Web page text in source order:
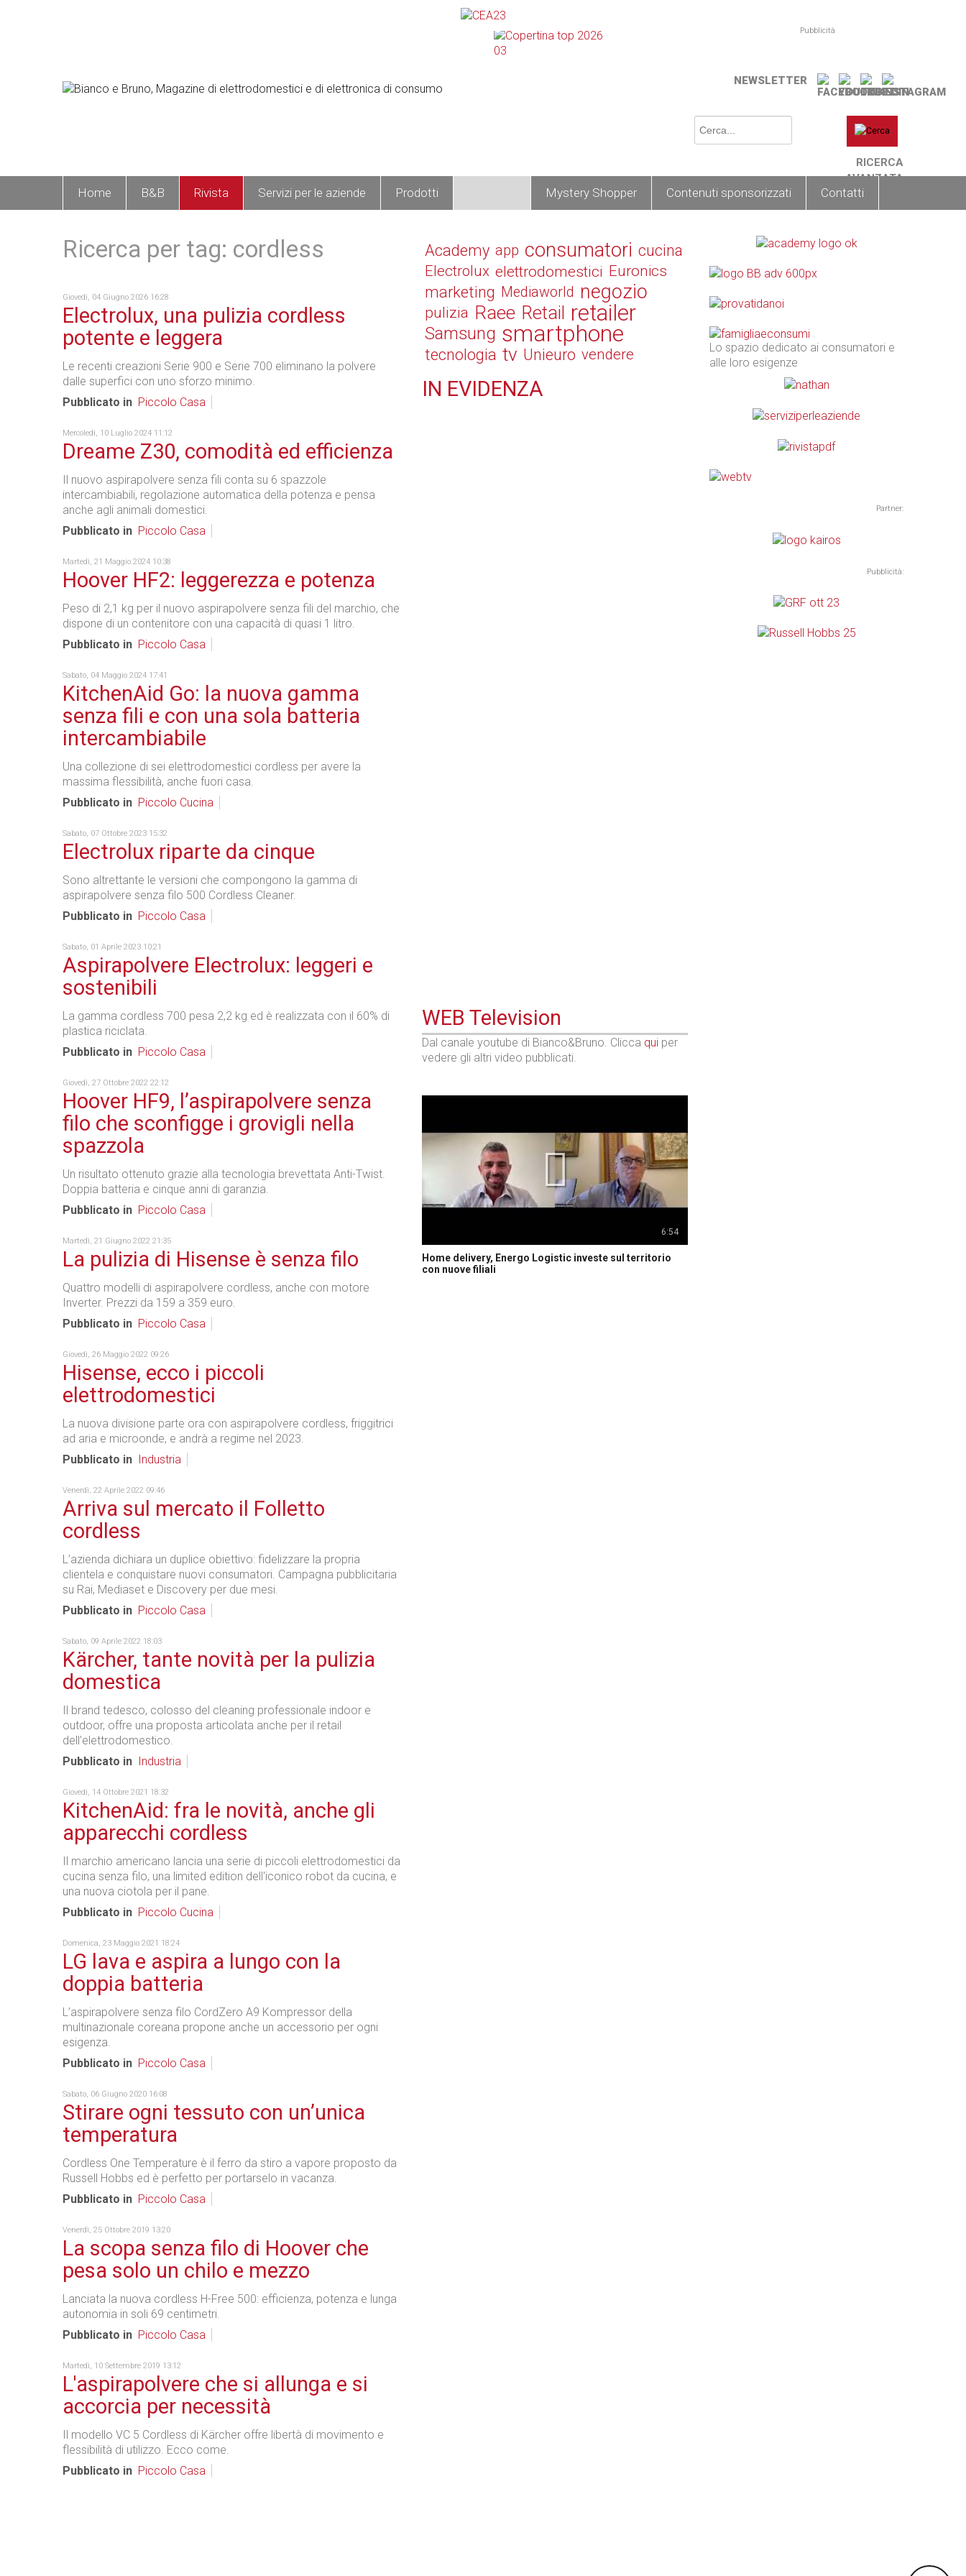
Pubblicità
NEWSLETTER
RICERCA
AVANZATA
Home B&B Rivista Servizi per le aziende Prodotti Mystery Shopper Contenuti sponsorizzati Contatti
Ricerca per tag: cordless
Giovedì, 04 Giugno 2026 16:28
Electrolux, una pulizia cordless
potente e leggera
Le recenti creazioni Serie 900 e Serie 700 eliminano la polvere
dalle superfici con uno sforzo minimo.
Pubblicato in Piccolo Casa
Mercoledì, 10 Luglio 2024 11:12
Dreame Z30, comodità ed efficienza
Il nuovo aspirapolvere senza fili conta su 6 spazzole
intercambiabili, regolazione automatica della potenza e pensa
anche agli animali domestici.
Pubblicato in Piccolo Casa
Martedì, 21 Maggio 2024 10:38
Hoover HF2: leggerezza e potenza
Peso di 2,1 kg per il nuovo aspirapolvere senza fili del marchio, che
dispone di un contenitore con una capacità di quasi 1 litro.
Pubblicato in Piccolo Casa
Sabato, 04 Maggio 2024 17:41
KitchenAid Go: la nuova gamma
senza fili e con una sola batteria
intercambiabile
Una collezione di sei elettrodomestici cordless per avere la
massima flessibilità, anche fuori casa.
Pubblicato in Piccolo Cucina
Sabato, 07 Ottobre 2023 15:32
Electrolux riparte da cinque
Sono altrettante le versioni che compongono la gamma di
aspirapolvere senza filo 500 Cordless Cleaner.
Pubblicato in Piccolo Casa
Sabato, 01 Aprile 2023 10:21
Aspirapolvere Electrolux: leggeri e
sostenibili
La gamma cordless 700 pesa 2,2 kg ed è realizzata con il 60% di
plastica riciclata.
Pubblicato in Piccolo Casa
Giovedì, 27 Ottobre 2022 22:12
Hoover HF9, l’aspirapolvere senza
filo che sconfigge i grovigli nella
spazzola
Un risultato ottenuto grazie alla tecnologia brevettata Anti-Twist.
Doppia batteria e cinque anni di garanzia.
Pubblicato in Piccolo Casa
Martedì, 21 Giugno 2022 21:35
La pulizia di Hisense è senza filo
Quattro modelli di aspirapolvere cordless, anche con motore
Inverter. Prezzi da 159 a 359 euro.
Pubblicato in Piccolo Casa
Giovedì, 26 Maggio 2022 09:26
Hisense, ecco i piccoli
elettrodomestici
La nuova divisione parte ora con aspirapolvere cordless, friggitrici
ad aria e microonde, e andrà a regime nel 2023.
Pubblicato in
Industria
Venerdì, 22 Aprile 2022 09:46
Arriva sul mercato il Folletto
cordless
L’azienda dichiara un duplice obiettivo: fidelizzare la propria
clientela e conquistare nuovi consumatori. Campagna pubblicitaria
su Rai, Mediaset e Discovery per due mesi.
Pubblicato in Piccolo Casa
Sabato, 09 Aprile 2022 18:03
Kärcher, tante novità per la pulizia
domestica
Il brand tedesco, colosso del cleaning professionale indoor e
outdoor, offre una proposta articolata anche per il retail
dell’elettrodomestico.
Pubblicato in
Industria
Giovedì, 14 Ottobre 2021 18:32
KitchenAid: fra le novità, anche gli
apparecchi cordless
Il marchio americano lancia una serie di piccoli elettrodomestici da
cucina senza filo, una limited edition dell'iconico robot da cucina, e
una nuova ciotola per il pane.
Pubblicato in Piccolo Cucina
Domenica, 23 Maggio 2021 18:24
LG lava e aspira a lungo con la
doppia batteria
L’aspirapolvere senza filo CordZero A9 Kompressor della
multinazionale coreana propone anche un accessorio per ogni
esigenza.
Pubblicato in Piccolo Casa
Sabato, 06 Giugno 2020 16:08
Stirare ogni tessuto con un’unica
temperatura
Cordless One Temperature è il ferro da stiro a vapore proposto da
Russell Hobbs ed è perfetto per portarselo in vacanza.
Pubblicato in Piccolo Casa
Venerdì, 25 Ottobre 2019 13:20
La scopa senza filo di Hoover che
pesa solo un chilo e mezzo
Lanciata la nuova cordless H-Free 500: efficienza, potenza e lunga
autonomia in soli 69 centimetri.
Pubblicato in Piccolo Casa
Martedì, 10 Settembre 2019 13:12
L'aspirapolvere che si allunga e si
accorcia per necessità
Il modello VC 5 Cordless di Kärcher offre libertà di movimento e
flessibilità di utilizzo. Ecco come.
Pubblicato in Piccolo Casa
Academy app consumatori cucina
Electrolux elettrodomestici Euronics
marketing Mediaworld negozio
pulizia Raee Retail retailer
Samsung smartphone
tecnologia tv Unieuro vendere
IN EVIDENZA
WEB Television
Dal canale youtube di Bianco&Bruno. Clicca qui per
vedere gli altri video pubblicati.
6:54
Home delivery, Energo Logistic investe sul territorio
con nuove filiali
Lo spazio dedicato ai consumatori e
alle loro esigenze
Partner:
Pubblicità: